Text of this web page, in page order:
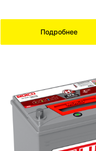
Подробнее